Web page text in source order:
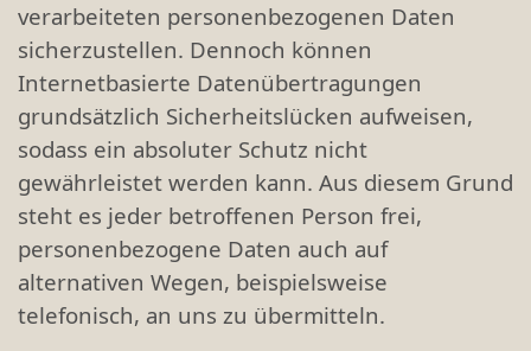
verarbeiteten personenbezogenen Daten
sicherzustellen. Dennoch können
Internetbasierte Datenübertragungen
grundsätzlich Sicherheitslücken aufweisen,
sodass ein absoluter Schutz nicht
gewährleistet werden kann. Aus diesem Grund
steht es jeder betroffenen Person frei,
personenbezogene Daten auch auf
alternativen Wegen, beispielsweise
telefonisch, an uns zu übermitteln.